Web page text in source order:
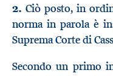
2. Ciò posto, in
norma in parola è
Suprema Corte di
Secondo un primo